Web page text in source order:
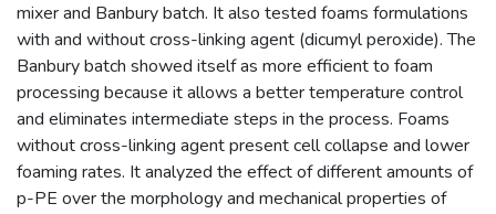
mixer and Banbury batch. It also tested foams formulations
with and without cross-linking agent (dicumyl peroxide). The
Banbury batch showed itself as more efficient to foam
processing because it allows a better temperature control
and eliminates intermediate steps in the process. Foams
without cross-linking agent present cell collapse and lower
foaming rates. It analyzed the effect of different amounts of
p-PE over the morphology and mechanical properties of